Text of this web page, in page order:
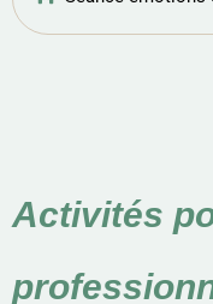
Activités